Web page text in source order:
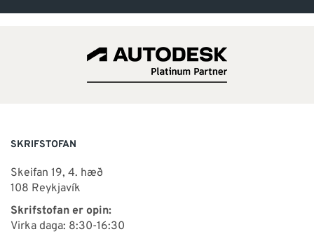
SKRIFSTOFAN
Skeifan 19, 4. hæð
108 Reykjavík
Skrifstofan er opin:
Virka daga: 8:30-16:30